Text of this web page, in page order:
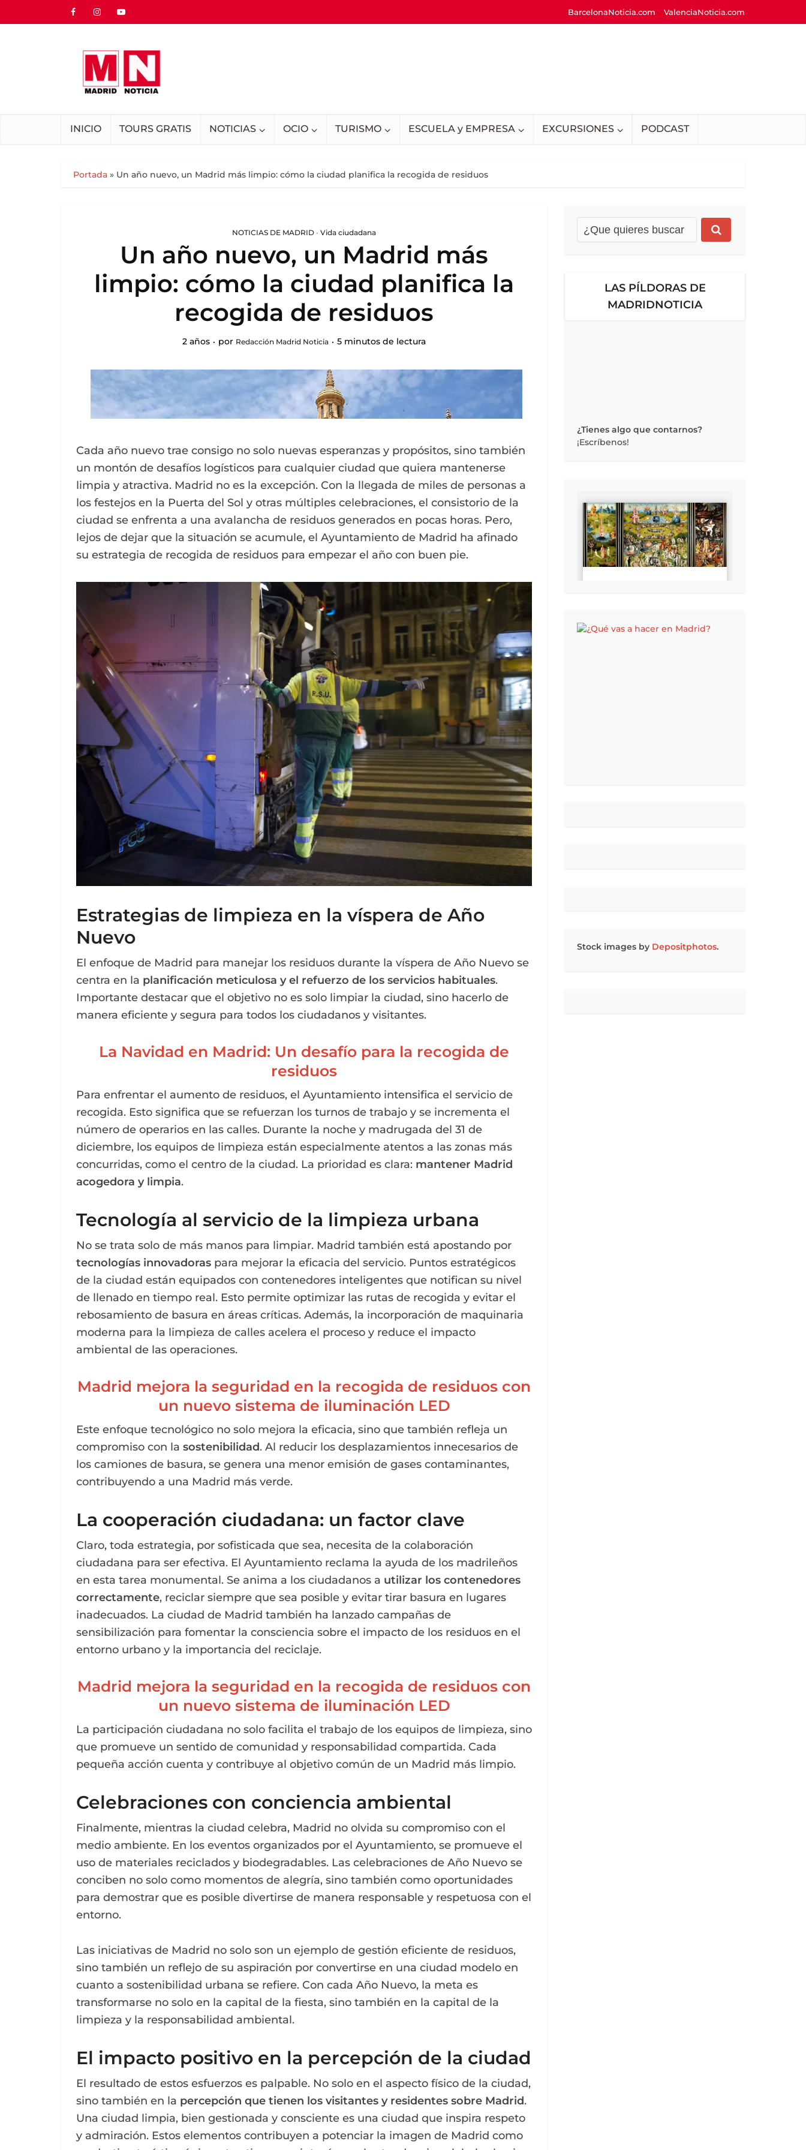
BarcelonaNoticia.com ValenciaNoticia.com
INICIO TOURS GRATIS NOTICIAS OCIO TURISMO ESCUELA y EMPRESA EXCURSIONES PODCAST
Portada » Un año nuevo, un Madrid más limpio: cómo la ciudad planifica la recogida de residuos
NOTICIAS DE MADRID • Vida ciudadana
Un año nuevo, un Madrid más
limpio: cómo la ciudad planifica la
recogida de residuos
2 años por Redacción Madrid Noticia 5 minutos de lectura
Cada año nuevo trae consigo no solo nuevas esperanzas y propósitos, sino también
un montón de desafíos logísticos para cualquier ciudad que quiera mantenerse
limpia y atractiva. Madrid no es la excepción. Con la llegada de miles de personas a
los festejos en la Puerta del Sol y otras múltiples celebraciones, el consistorio de la
ciudad se enfrenta a una avalancha de residuos generados en pocas horas. Pero,
lejos de dejar que la situación se acumule, el Ayuntamiento de Madrid ha afinado
su estrategia de recogida de residuos para empezar el año con buen pie.
Estrategias de limpieza en la víspera de Año
Nuevo
El enfoque de Madrid para manejar los residuos durante la víspera de Año Nuevo se
centra en la planificación meticulosa y el refuerzo de los servicios habituales.
Importante destacar que el objetivo no es solo limpiar la ciudad, sino hacerlo de
manera eficiente y segura para todos los ciudadanos y visitantes.
La Navidad en Madrid: Un desafío para la recogida de
residuos
Para enfrentar el aumento de residuos, el Ayuntamiento intensifica el servicio de
recogida. Esto significa que se refuerzan los turnos de trabajo y se incrementa el
número de operarios en las calles. Durante la noche y madrugada del 31 de
diciembre, los equipos de limpieza están especialmente atentos a las zonas más
concurridas, como el centro de la ciudad. La prioridad es clara: mantener Madrid
acogedora y limpia.
Tecnología al servicio de la limpieza urbana
No se trata solo de más manos para limpiar. Madrid también está apostando por
tecnologías innovadoras para mejorar la eficacia del servicio. Puntos estratégicos
de la ciudad están equipados con contenedores inteligentes que notifican su nivel
de llenado en tiempo real. Esto permite optimizar las rutas de recogida y evitar el
rebosamiento de basura en áreas críticas. Además, la incorporación de maquinaria
moderna para la limpieza de calles acelera el proceso y reduce el impacto
ambiental de las operaciones.
Madrid mejora la seguridad en la recogida de residuos con
un nuevo sistema de iluminación LED
Este enfoque tecnológico no solo mejora la eficacia, sino que también refleja un
compromiso con la sostenibilidad. Al reducir los desplazamientos innecesarios de
los camiones de basura, se genera una menor emisión de gases contaminantes,
contribuyendo a una Madrid más verde.
La cooperación ciudadana: un factor clave
Claro, toda estrategia, por sofisticada que sea, necesita de la colaboración
ciudadana para ser efectiva. El Ayuntamiento reclama la ayuda de los madrileños
en esta tarea monumental. Se anima a los ciudadanos a utilizar los contenedores
correctamente, reciclar siempre que sea posible y evitar tirar basura en lugares
inadecuados. La ciudad de Madrid también ha lanzado campañas de
sensibilización para fomentar la consciencia sobre el impacto de los residuos en el
entorno urbano y la importancia del reciclaje.
Madrid mejora la seguridad en la recogida de residuos con
un nuevo sistema de iluminación LED
La participación ciudadana no solo facilita el trabajo de los equipos de limpieza, sino
que promueve un sentido de comunidad y responsabilidad compartida. Cada
pequeña acción cuenta y contribuye al objetivo común de un Madrid más limpio.
Celebraciones con conciencia ambiental
Finalmente, mientras la ciudad celebra, Madrid no olvida su compromiso con el
medio ambiente. En los eventos organizados por el Ayuntamiento, se promueve el
uso de materiales reciclados y biodegradables. Las celebraciones de Año Nuevo se
conciben no solo como momentos de alegría, sino también como oportunidades
para demostrar que es posible divertirse de manera responsable y respetuosa con el
entorno.
Las iniciativas de Madrid no solo son un ejemplo de gestión eficiente de residuos,
sino también un reflejo de su aspiración por convertirse en una ciudad modelo en
cuanto a sostenibilidad urbana se refiere. Con cada Año Nuevo, la meta es
transformarse no solo en la capital de la fiesta, sino también en la capital de la
limpieza y la responsabilidad ambiental.
El impacto positivo en la percepción de la ciudad
El resultado de estos esfuerzos es palpable. No solo en el aspecto físico de la ciudad,
sino también en la percepción que tienen los visitantes y residentes sobre Madrid.
Una ciudad limpia, bien gestionada y consciente es una ciudad que inspira respeto
y admiración. Estos elementos contribuyen a potenciar la imagen de Madrid como
LAS PÍLDORAS DE
MADRIDNOTICIA
¿Tienes algo que contarnos?
¡Escríbenos!
Stock images by Depositphotos.